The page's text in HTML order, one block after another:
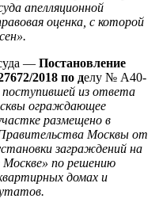
апелляционной
оценка, с которой
— Постановление
2018 по делу № А40-
из ответа
ограждающее
размещено в
Москвы от
заграждений на
Москве» по решению
домах и